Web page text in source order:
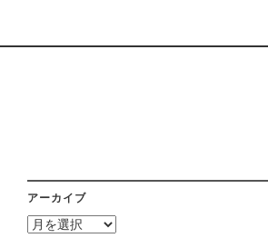
アーカイブ
ア
ー